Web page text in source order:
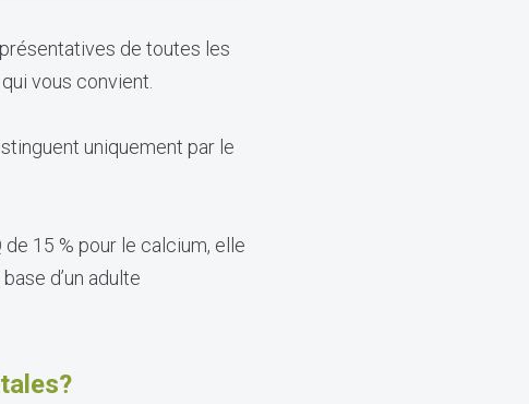
de toutes les
vous convient.
uniquement par le
de 15 % pour le calcium, elle
d’un adulte